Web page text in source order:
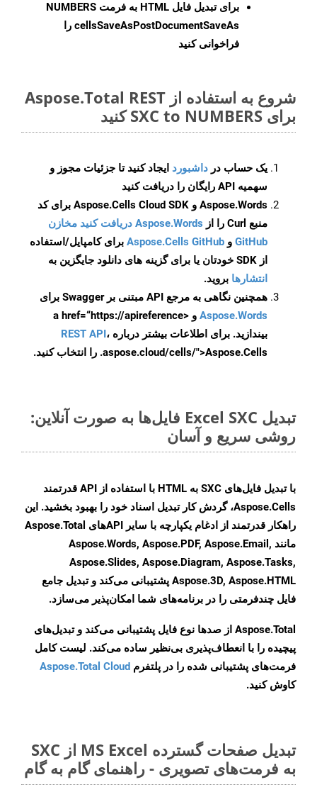
برای تبدیل فایل HTML به فرمت
NUMBERS
cellsSaveAsPostDocumentSaveAs را
فراخوانی کنید
شروع به استفاده از Aspose.Total REST
برای SXC to NUMBERS کنید
یک حساب در داشبورد ایجاد کنید تا جزئیات مجوز و
سهمیه API رایگان را دریافت کنید
Aspose.Words و Aspose.Cells Cloud SDK برای کد
منبع Curl را از
Aspose.Words دریافت کنید مخازن
GitHub و Aspose.Cells GitHub برای کامپایل/استفاده
از SDK خودتان یا برای گزینه های دانلود جایگزین به
انتشارها بروید.
همچنین نگاهی به مرجع API مبتنی بر Swagger برای
Aspose.Words
و <a href=“https://apireference
بیندازید. برای اطلاعات بیشتر درباره REST API،
.aspose.cloud/cells/">Aspose.Cells را انتخاب کنید.
تبدیل Excel SXC فایل‌ها به صورت آنلاین:
روشی سریع و آسان
با تبدیل فایل‌های SXC به HTML با استفاده از API قدرتمند
Aspose.Cells، گردش کار تبدیل اسناد خود را بهبود بخشید. این
راهکار قدرتمند از ادغام یکپارچه با سایر APIهای Aspose.Total
مانند Aspose.Words, Aspose.PDF, Aspose.Email,
Aspose.Slides, Aspose.Diagram, Aspose.Tasks,
Aspose.3D, Aspose.HTML پشتیبانی می‌کند و تبدیل جامع
فایل چندفرمتی را در برنامه‌های شما امکان‌پذیر می‌سازد.
Aspose.Total از صدها نوع فایل پشتیبانی می‌کند و تبدیل‌های
پیچیده را با انعطاف‌پذیری بی‌نظیر ساده می‌کند. لیست کامل
فرمت‌های پشتیبانی شده را در پلتفرم Aspose.Total Cloud
کاوش کنید.
تبدیل صفحات گسترده MS Excel از SXC
به فرمت‌های تصویری - راهنمای گام به گام